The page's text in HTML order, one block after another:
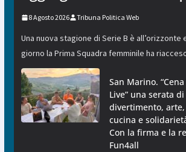
8 Agosto 2026 Tribuna Politica Web
Una nuova stagione di Serie B è all’orizzonte
giorno la Prima Squadra femminile ha
San Marino.
Live” una serata di
divertimento,
cucina e
Con la firma e la
Fun4all